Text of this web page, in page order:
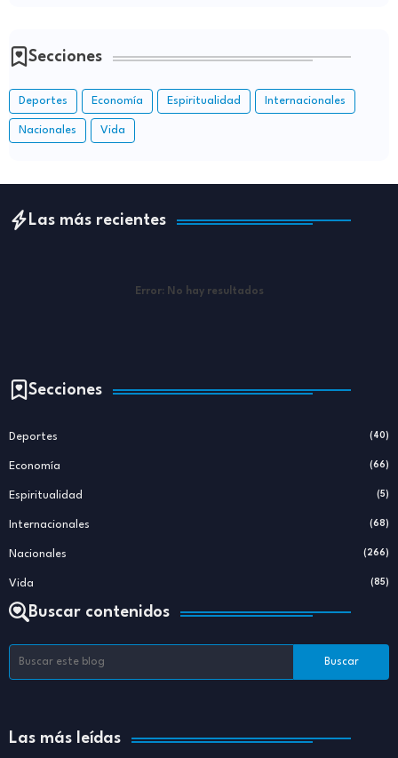
Secciones
Deportes Economía Espiritualidad Internacionales
Nacionales Vida
Las más recientes
Error: No hay resultados
Secciones
Deportes (40)
Economía (66)
Espiritualidad (5)
Internacionales (68)
Nacionales (266)
Vida (85)
Buscar contenidos
Las más leídas